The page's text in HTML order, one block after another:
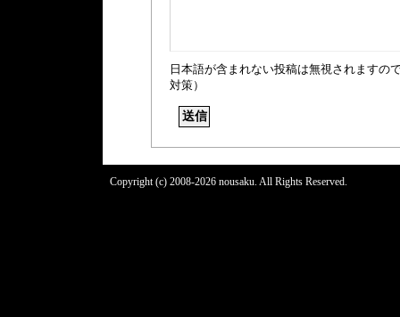
日本語が含まれない投稿は無視されますの
対策）
Copyright (c) 2008-2026 nousaku. All Rights Reserved.